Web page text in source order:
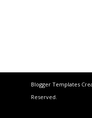
Blogger Templates
Reserved.